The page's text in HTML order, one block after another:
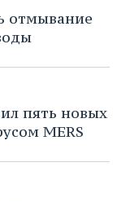
отмывание
пять новых
MERS